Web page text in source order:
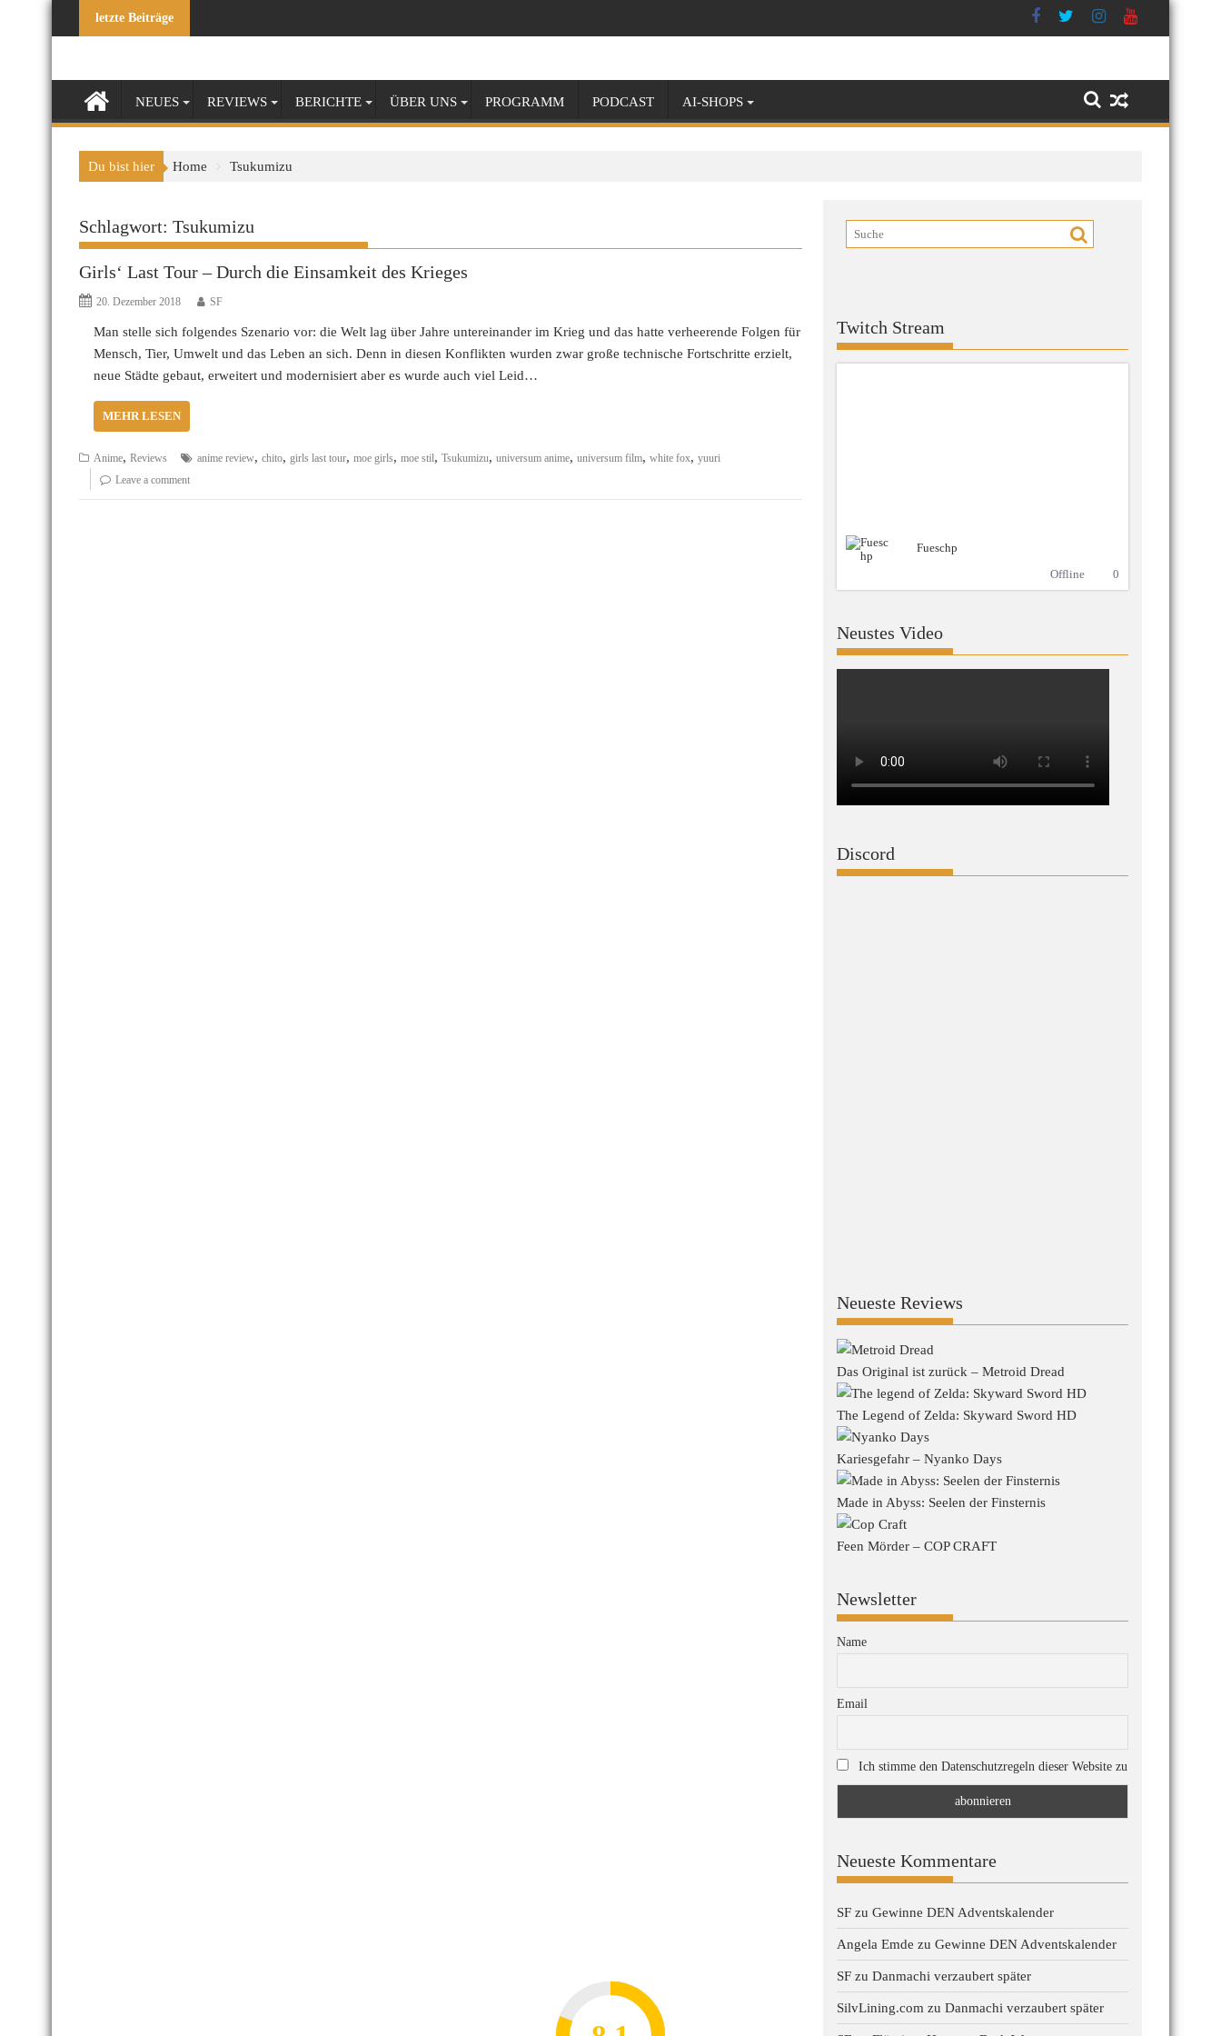
letzte Beiträge
NEUES REVIEWS BERICHTE ÜBER UNS PROGRAMM PODCAST AI-SHOPS
Du bist hier Home Tsukumizu
Schlagwort: Tsukumizu
Girls‘ Last Tour – Durch die Einsamkeit des Krieges
20. Dezember 2018 SF
Man stelle sich folgendes Szenario vor: die Welt lag über Jahre untereinander im Krieg und das hatte verheerende Folgen für
Mensch, Tier, Umwelt und das Leben an sich. Denn in diesen Konflikten wurden zwar große technische Fortschritte erzielt,
neue Städte gebaut, erweitert und modernisiert aber es wurde auch viel Leid…
MEHR LESEN
Anime, Reviews anime review, chito, girls last tour, moe girls, moe stil, Tsukumizu, universum anime, universum film, white fox, yuuri
Leave a comment
Twitch Stream
Fueschp
Offline
0
Neustes Video
Discord
Neueste Reviews
Das Original ist zurück – Metroid Dread
The Legend of Zelda: Skyward Sword HD
Kariesgefahr – Nyanko Days
Made in Abyss: Seelen der Finsternis
Feen Mörder – COP CRAFT
Newsletter
Name
Email
Ich stimme den Datenschutzregeln dieser Website zu
Neueste Kommentare
SF zu Gewinne DEN Adventskalender
Angela Emde zu Gewinne DEN Adventskalender
SF zu Danmachi verzaubert später
SilvLining.com zu Danmachi verzaubert später